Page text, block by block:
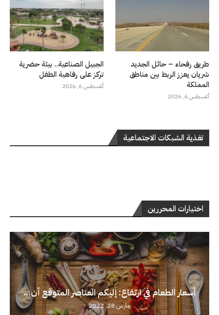
طريق رفحاء – حائل الجديد
شريان يعزز الربط بين مناطق
المملكة
أغسطس 6, 2026
الجبيل الصناعية.. بيئة حضرية
تركز على رفاهية الطفل
أغسطس 6, 2026
تغذية الشبكات الاجتماعية
اختيارات المحررين
أسعار الطعام في ارتفاع: إليكم العناصر المتوقع أن...
مارس 28, 2022